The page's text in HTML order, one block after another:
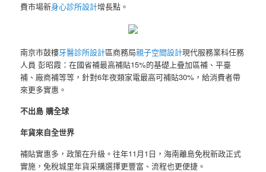
費市場新身心診所設計增長點。
南京市鼓樓牙醫診所設計區商務局親子空間設計現代服務業科任務
人員 彭昭霞：在國省補最高補貼15%的基礎上疊加區補、平臺
補、廠商補等等，針對6年夜類家電最高可補貼30%，給消費者帶
來更多實惠。
不出島 購全球
年貨來自全世界
補貼實惠多，政策在升級。往年11月1日，海南離島免稅新政正式
實施，免稅城里年貨采購選擇更豐富、流程也更便捷。